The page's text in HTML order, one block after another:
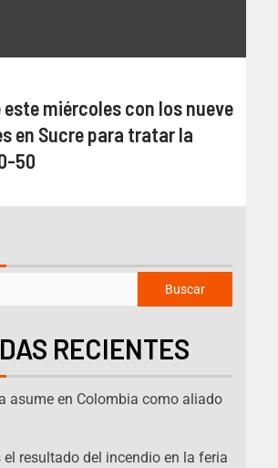
este miércoles con los nueve
en Sucre para tratar la
50
Buscar
RECIENTES
asume en Colombia como aliado
el resultado del incendio en la feria